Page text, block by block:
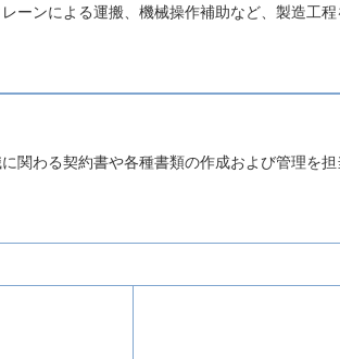
ーンによる運搬、機械操作補助など、製造工程
関わる契約書や各種書類の作成および管理を担